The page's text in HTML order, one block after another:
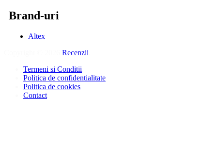
Brand-uri
Altex
Recenzii
Termeni si Conditii
Politica de confidentialitate
Politica de cookies
Contact